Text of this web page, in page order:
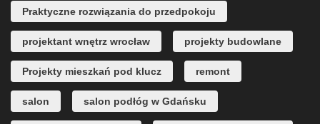
Praktyczne rozwiązania do przedpokoju
projektant wnętrz wrocław projekty budowlane
Projekty mieszkań pod klucz remont
salon salon podłóg w Gdańsku